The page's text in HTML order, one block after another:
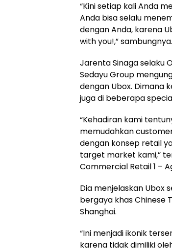
“Kini setiap kali Anda
Anda bisa selalu
dengan Anda, karena
with you!,” sambungnya.
Jarenta Sinaga selaku
Sedayu Group
dengan Ubox. Dimana
juga di beberapa
“Kehadiran kami
memudahkan
dengan konsep retail
target market kami,”
Commercial Retail 1 –
Dia menjelaskan Ubox
bergaya khas Chinese
Shanghai.
“Ini menjadi ikonik
karena tidak dimiliki